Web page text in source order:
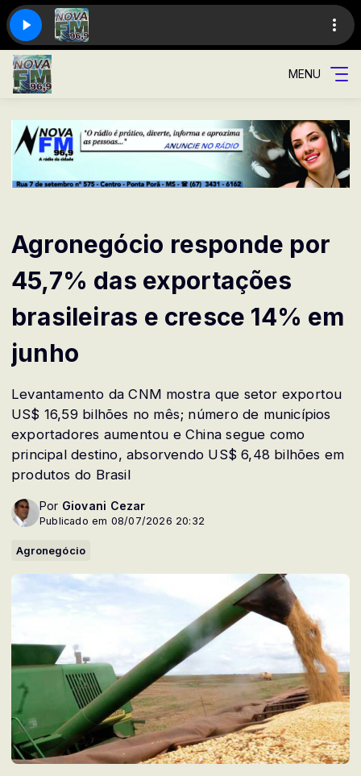
MENU
Agronegócio responde por
45,7% das exportações
brasileiras e cresce 14% em
junho
Levantamento da CNM mostra que setor exportou
US$ 16,59 bilhões no mês; número de municípios
exportadores aumentou e China segue como
principal destino, absorvendo US$ 6,48 bilhões em
produtos do Brasil
Por Giovani Cezar
Publicado em 08/07/2026 20:32
Agronegócio